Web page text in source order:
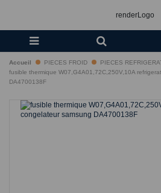
renderLogo
Accueil PIECES FROID PIECES
fusible thermique W07,G4A01,72C,250V,10A
DA4700138F